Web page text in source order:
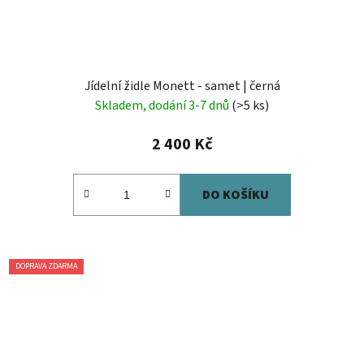
Jídelní židle Monett - samet | černá
Skladem, dodání 3-7 dnů (>5 ks)
2 400 Kč
DO KOŠÍKU
DOPRAVA ZDARMA